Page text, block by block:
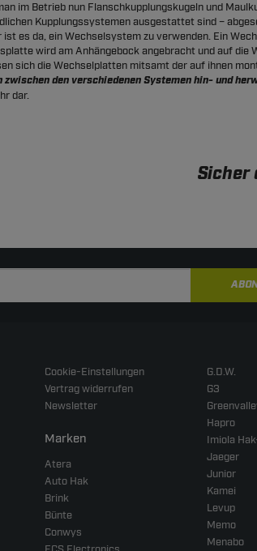
im Betrieb nun Flanschkupplungskugeln und
Kupplungssystemen ausgestattet sind –
es da, ein Wechselsystem zu verwenden. Ein
wird am Anhängebock angebracht und auf die
sich die Wechselplatten mitsamt der auf ihnen
zwischen den verschiedenen Systemen hin- und
dar.
Sicher
Cookie-Einstellungen
Vertrag widerrufen
Newsletter
Marken
Atera
Auto Hak
Brink
Bünte
Conwys
G.D.W.
G3
Hapro
Imiola
Jaeger
Junior
Kamei
Levup
Memo
Menabo